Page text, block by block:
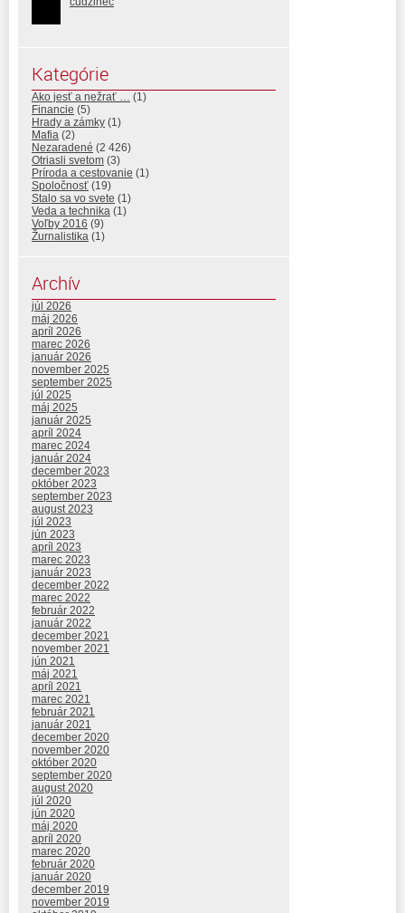
Kategórie
Ako jesť a nežrať … (1)
Financie (5)
Hrady a zámky (1)
Mafia (2)
Nezaradené (2 426)
Otriasli svetom (3)
Príroda a cestovanie (1)
Spoločnosť (19)
Stalo sa vo svete (1)
Veda a technika (1)
Voľby 2016 (9)
Žurnalistika (1)
Archív
júl 2026
máj 2026
apríl 2026
marec 2026
január 2026
november 2025
september 2025
júl 2025
máj 2025
január 2025
apríl 2024
marec 2024
január 2024
december 2023
október 2023
september 2023
august 2023
júl 2023
jún 2023
apríl 2023
marec 2023
január 2023
december 2022
marec 2022
február 2022
január 2022
december 2021
november 2021
jún 2021
máj 2021
apríl 2021
marec 2021
február 2021
január 2021
december 2020
november 2020
október 2020
september 2020
august 2020
júl 2020
jún 2020
máj 2020
apríl 2020
marec 2020
február 2020
január 2020
december 2019
november 2019